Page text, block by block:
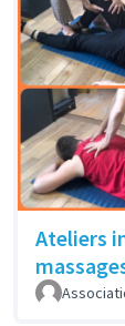
Ateliers